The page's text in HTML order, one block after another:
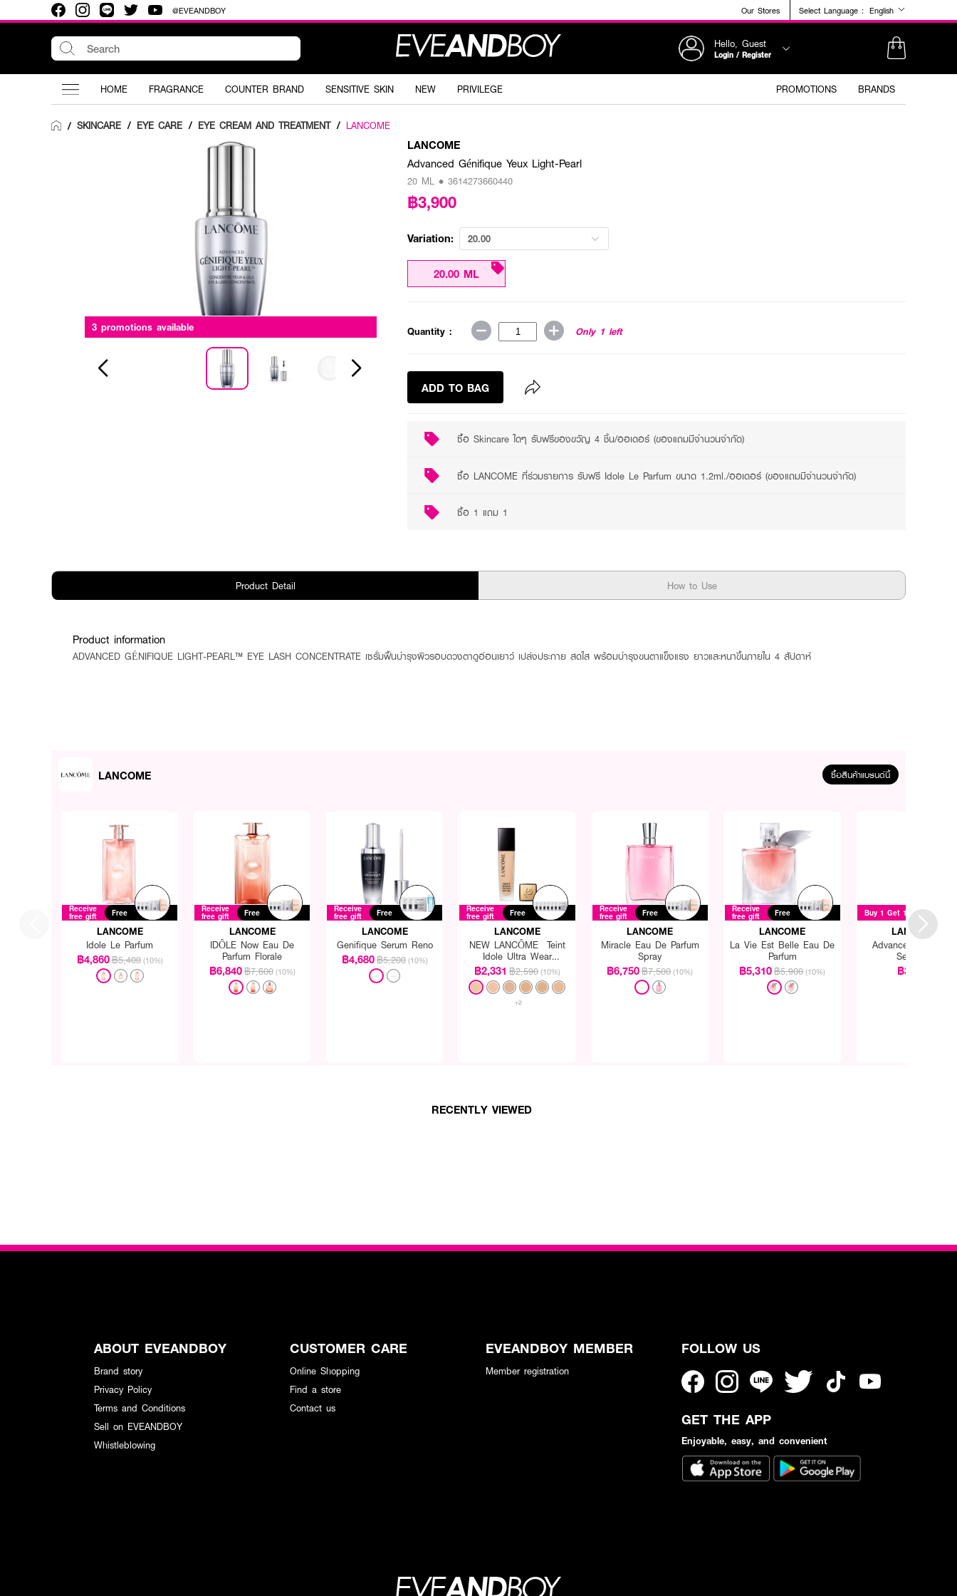
@EVEANDBOY Our Stores Select Language : English
Hello, Guest
Login / Register
HOME FRAGRANCE COUNTER BRAND SENSITIVE SKIN NEW PRIVILEGE PROMOTIONS BRANDS
/ SKINCARE / EYE CARE / EYE CREAM AND TREATMENT / LANCOME
3 promotions available 3 promotions available
LANCOME
Advanced Génifique Yeux Light-Pearl
20 ML • 3614273660440
฿3,900
Variation: 20.00
20.00 ML
Quantity : Only 1 left
ADD TO BAG
ซื้อ Skincare ใดๆ รับฟรีของขวัญ 4 ชิ้น/ออเดอร์ (ของแถมมีจำนวนจำกัด)
ซื้อ LANCOME ที่ร่วมรายการ รับฟรี Idole Le Parfum ขนาด 1.2ml./ออเดอร์ (ของแถมมีจำนวนจำกัด)
ซื้อ 1 แถม 1
Product Detail How to Use
Product information
ADVANCED GÉNIFIQUE LIGHT-PEARL™ EYE LASH CONCENTRATE เซรั่มฟื้นบำรุงผิวรอบดวงตาดูอ่อนเยาว์ เปล่งประกาย สดใส พร้อมบำรุงขนตาแข็งแรง ยาวและหนาขึ้นภายใน 4 สัปดาห์
LANCOME ซื้อสินค้าแบรนด์นี้
Receive
free gift Free
LANCOME
Idole Le Parfum
฿4,860฿5,400 (10%)
Receive
free gift Free
LANCOME
IDÔLE Now Eau De
Parfum Florale
฿6,840฿7,600 (10%)
Receive
free gift Free
LANCOME
Genifique Serum Reno
฿4,680฿5,200 (10%)
Receive
free gift Free
LANCOME
NEW LANCÔME Teint
Idole Ultra Wear
Foundation SPF35
฿2,331 ฿2,590 (10%)
+2
Receive
free gift Free
LANCOME
Miracle Eau De Parfum
Spray
฿6,750฿7,500 (10%)
Receive
free gift Free
LANCOME
La Vie Est Belle Eau De
Parfum
฿5,310฿5,900 (10%)
Buy 1 Get 1 for ฿3800
LANCOME
Advanced Genifique
Sensitive
฿3,800
RECENTLY VIEWED
ABOUT EVEANDBOY
Brand story
Privacy Policy
Terms and Conditions
Sell on EVEANDBOY
Whistleblowing
CUSTOMER CARE
Online Shopping
Find a store
Contact us
EVEANDBOY MEMBER
Member registration
FOLLOW US
GET THE APP
Enjoyable, easy, and convenient